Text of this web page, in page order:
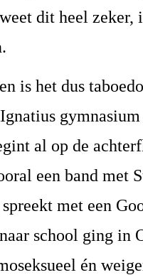
dit heel zeker,
is het dus
al op de
een band met
met een
school ging in
én